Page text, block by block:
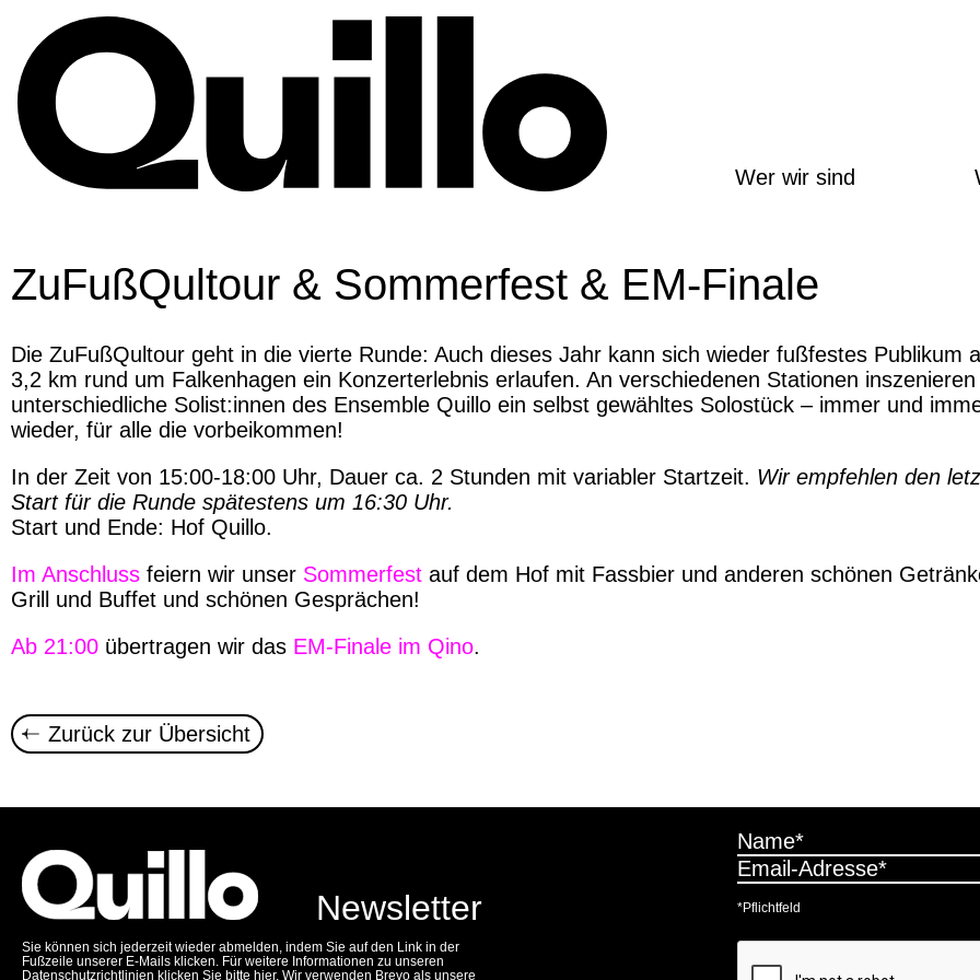
content
Wer wir sind
ZuFußQultour & Sommerfest & EM-Finale
Die ZuFußQultour geht in die vierte Runde: Auch dieses Jahr kann sich wieder fußfestes Publikum
3,2 km rund um Falkenhagen ein Konzerterlebnis erlaufen. An verschiedenen Stationen inszenieren
unterschiedliche Solist:innen des Ensemble Quillo ein selbst gewähltes Solostück – immer und
wieder, für alle die vorbeikommen!
In der Zeit von 15:00-18:00 Uhr, Dauer ca. 2 Stunden mit variabler Startzeit. Wir empfehlen den
Start für die Runde spätestens um 16:30 Uhr.
Start und Ende: Hof Quillo.
Im Anschluss feiern wir unser Sommerfest auf dem Hof mit Fassbier und anderen schönen
Grill und Buffet und schönen Gesprächen!
Ab 21:00 übertragen wir das EM-Finale im Qino.
Zurück zur Übersicht
Newsletter
Sie können sich jederzeit wieder abmelden, indem Sie auf den Link in der
Fußzeile unserer E-Mails klicken. Für weitere Informationen zu unseren
Datenschutzrichtlinien klicken Sie bitte hier. Wir verwenden Brevo als unsere
*Pflichtfeld